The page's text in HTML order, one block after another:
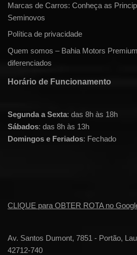
Marcas de Carros: Conheça as
Seminovos
Política de privacidade
Quem somos – Bahia Motors
diferenciados
Horário de Funcionamento
Segunda a Sexta: das 8h às 18h
Sábados: das 8h às 13h
Domingos e Feriados: Fechado
CLIQUE para OBTER ROTA no
Av. Santos Dumont, 7851 - Portão,
42712-740